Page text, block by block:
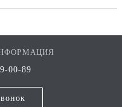
нейтральных
монотонности при
00-89